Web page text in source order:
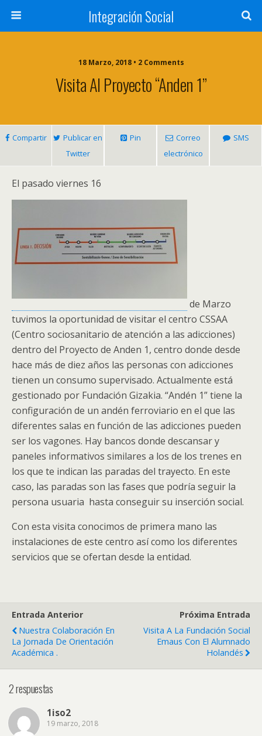
Integración Social
18 Marzo, 2018 • 2 Comments
Visita Al Proyecto “Anden 1”
Compartir
Publicar en
Twitter
Pin
Correo
electrónico
SMS
El pasado viernes 16
de Marzo
tuvimos la oportunidad de visitar el centro CSSAA
(Centro sociosanitario de atención a las adicciones)
dentro del Proyecto de Anden 1, centro donde desde
hace más de diez años las personas con adicciones
tienen un consumo supervisado. Actualmente está
gestionado por Fundación Gizakia. “Andén 1” tiene la
configuración de un andén ferroviario en el que las
diferentes salas en función de las adicciones pueden
ser los vagones. Hay bancos donde descansar y
paneles informativos similares a los de los trenes en
los que te indican las paradas del trayecto. En este
caso, las paradas son las fases que podría seguir la
persona usuaria hasta conseguir su inserción social.
Con esta visita conocimos de primera mano las
instalaciones de este centro así como los diferentes
servicios que se ofertan desde la entidad.
Entrada Anterior
Nuestra Colaboración En
La Jornada De Orientación
Académica .
Próxima Entrada
Visita A La Fundación Social
Emaus Con El Alumnado
Holandés
2 respuestas
1iso2
19 marzo, 2018